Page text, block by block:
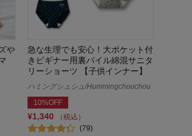
や
急な生理でも安心！大ポケット付
きビギナー用裏パイル綿混サニタ
リーショーツ 【子供インナー】
ハミングシュシュ/Hummingchouchou
10%OFF
¥1,340
（税込）
(79)